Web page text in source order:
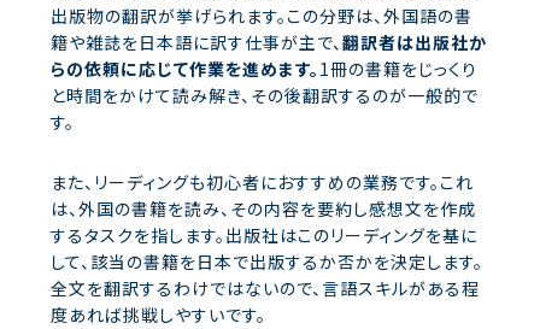
出版物の翻訳が挙げられます。この分野は、外国語の書
籍や雑誌を日本語に訳す仕事が主で、翻訳者は出版社か
らの依頼に応じて作業を進めます。 1冊の書籍をじっくり
と時間をかけて読み解き、その後翻訳するのが一般的で
す。
また、リーディングも初心者におすすめの業務です。これ
は、外国の書籍を読み、その内容を要約し感想文を作成
するタスクを指します。出版社はこのリーディングを基に
して、該当の書籍を日本で出版するか否かを決定します。
全文を翻訳するわけではないので、言語スキルがある程
度あれば挑戦しやすいです。